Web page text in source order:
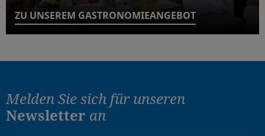
ZU UNSEREM GASTRONOMIEANGEBOT
Melden Sie sich fürunseren
Newsletter an